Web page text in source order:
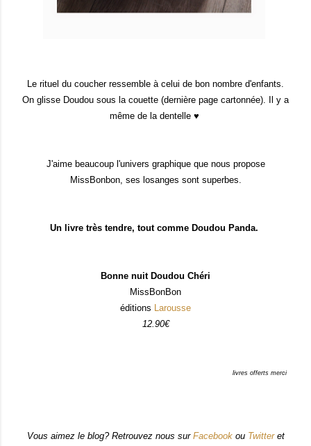
Le rituel du coucher ressemble à celui de bon nombre d'enfants.
On glisse Doudou sous la couette (dernière page cartonnée). Il y a
même de la dentelle ♥
J'aime beaucoup l'univers graphique que nous propose
MissBonbon, ses losanges sont superbes.
Un livre très tendre, tout comme Doudou Panda.
Bonne nuit Doudou Chéri
MissBonBon
éditions Larousse
12.90€
livres offerts merci
Vous aimez le blog? Retrouvez nous sur Facebookou Twitteret